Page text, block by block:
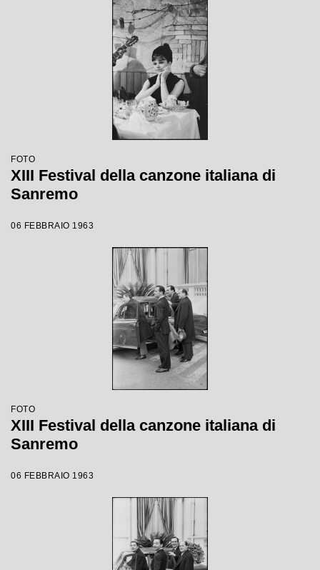
FOTO
XIII Festival della canzone italiana di
Sanremo
06 FEBBRAIO 1963
FOTO
XIII Festival della canzone italiana di
Sanremo
06 FEBBRAIO 1963